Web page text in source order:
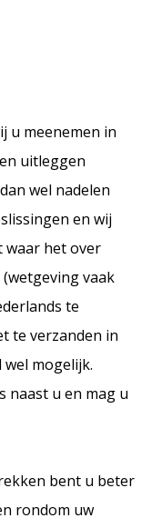
u meenemen in
uitleggen
wel nadelen
en wij
waar het over
vaak
te
te verzanden in
mogelijk.
naast u en mag u
bent u beter
rondom uw